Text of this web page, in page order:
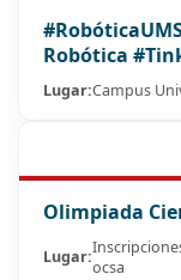
Robótica
Lugar:Campus
Olimpiada
Lugar:ocsa